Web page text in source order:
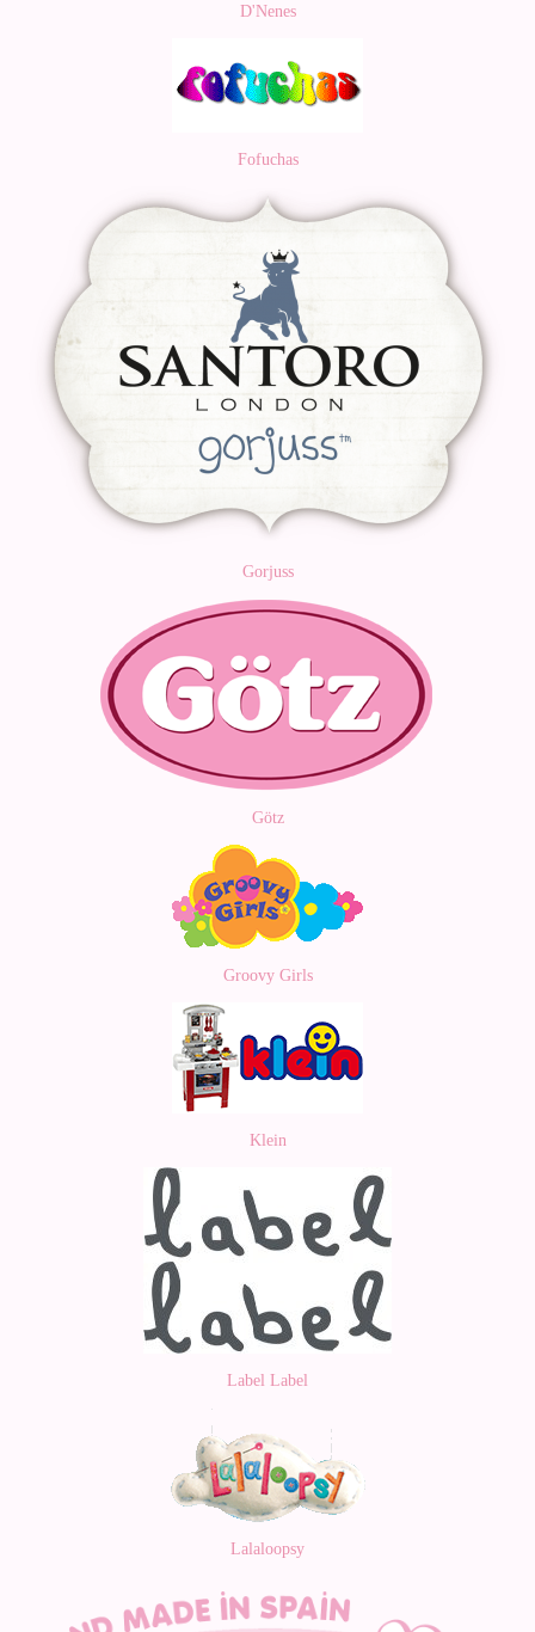
D'Nenes
Fofuchas
Gorjuss
Götz
Groovy Girls
Klein
Label Label
Lalaloopsy